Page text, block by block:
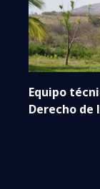
Equipo
Derecho de